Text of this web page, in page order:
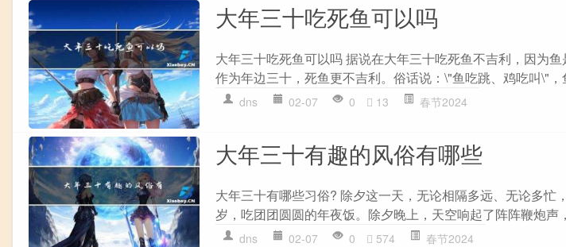
大年三十吃死鱼可以吗
大年三十吃死鱼可以吗 据说在大年三十吃死鱼不吉利，因为鱼
作为年边三十，死鱼更不吉利。俗话说：\"鱼吃跳、鸡吃叫\"，
dns 02-07 0 13 春节2024
大年三十有趣的风俗有哪些
大年三十有哪些习俗? 除夕这一天，无论相隔多远、无论多忙
岁，吃团团圆圆的年夜饭。除夕晚上，天空响起了阵阵鞭炮声
dns 02-07 0 574 春节2024